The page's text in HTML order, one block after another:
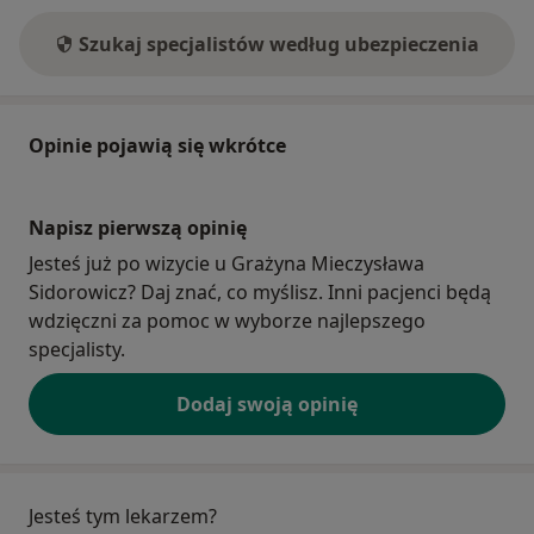
Szukaj specjalistów według ubezpieczenia
Opinie pojawią się wkrótce
Napisz pierwszą opinię
Jesteś już po wizycie u Grażyna Mieczysława
Sidorowicz? Daj znać, co myślisz. Inni pacjenci będą
wdzięczni za pomoc w wyborze najlepszego
specjalisty.
Dodaj swoją opinię
Jesteś tym lekarzem?